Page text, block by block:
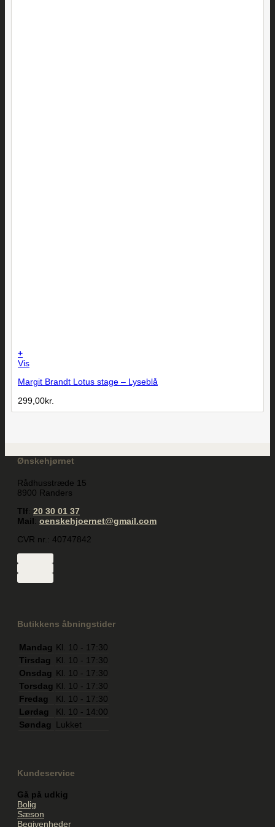
+
Vis
Margit Brandt Lotus stage – Lyseblå
299,00kr.
Ønskehjørnet
Rådhusstræde 15
8900 Randers
Tlf: 20 30 01 37
Mail: oenskehjoernet@gmail.com
CVR nr.: 40747842
Butikkens åbningstider
Mandag Kl. 10 - 17:30
Tirsdag
Kl. 10 - 17:30
Onsdag Kl. 10 - 17:30
Torsdag Kl. 10 - 17:30
Fredag
Kl. 10 - 17:30
Lørdag
Kl. 10 - 14:00
Søndag
Lukket
Kundeservice
Gå på udkig
Bolig
Sæson
Begivenheder